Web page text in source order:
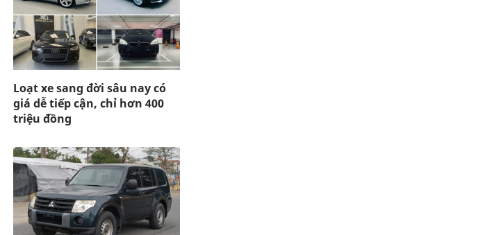
Loạt xe sang đời sâu nay có
giá dễ tiếp cận, chỉ hơn 400
triệu đồng